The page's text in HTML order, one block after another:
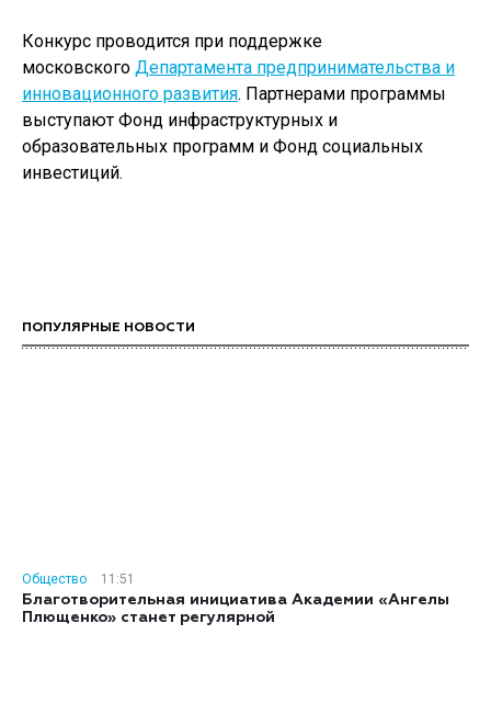
Конкурс проводится при поддержке
московского Департамента предпринимательства и
инновационного развития. Партнерами программы
выступают Фонд инфраструктурных и
образовательных программ и Фонд социальных
инвестиций.
ПОПУЛЯРНЫЕ НОВОСТИ
Общество
11:51
Благотворительная инициатива Академии «Ангелы
Плющенко» станет регулярной